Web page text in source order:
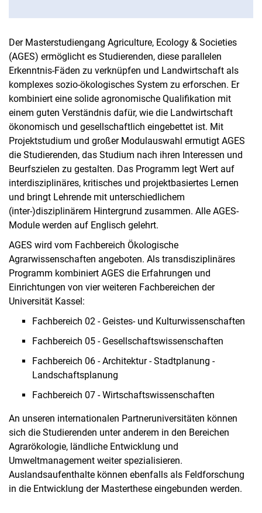
Der Masterstudiengang Agriculture, Ecology & Societies
(AGES) ermöglicht es Studierenden, diese parallelen
Erkenntnis-Fäden zu verknüpfen und Landwirtschaft als
komplexes sozio-ökologisches System zu erforschen. Er
kombiniert eine solide agronomische Qualifikation mit
einem guten Verständnis dafür, wie die Landwirtschaft
ökonomisch und gesellschaftlich eingebettet ist. Mit
Projektstudium und großer Modulauswahl ermutigt AGES
die Studierenden, das Studium nach ihren Interessen und
Beurfszielen zu gestalten. Das Programm legt Wert auf
interdisziplinäres, kritisches und projektbasiertes Lernen
und bringt Lehrende mit unterschiedlichem
(inter-)disziplinärem Hintergrund zusammen. Alle AGES-
Module werden auf Englisch gelehrt.
AGES wird vom Fachbereich Ökologische
Agrarwissenschaften angeboten. Als transdisziplinäres
Programm kombiniert AGES die Erfahrungen und
Einrichtungen von vier weiteren Fachbereichen der
Universität Kassel:
Fachbereich 02 - Geistes- und Kulturwissenschaften
Fachbereich 05 - Gesellschaftswissenschaften
Fachbereich 06 - Architektur - Stadtplanung -
Landschaftsplanung
Fachbereich 07 - Wirtschaftswissenschaften
An unseren internationalen Partneruniversitäten können
sich die Studierenden unter anderem in den Bereichen
Agrarökologie, ländliche Entwicklung und
Umweltmanagement weiter spezialisieren.
Auslandsaufenthalte können ebenfalls als Feldforschung
in die Entwicklung der Masterthese eingebunden werden.